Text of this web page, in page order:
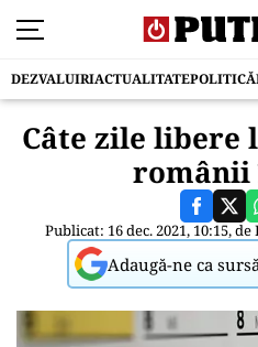
DEZVALUIRIACTUALITATEPOLITICĂ
Câte zile libere
românii
Publicat: 16 dec. 2021, 10:15, de
Adaugă-ne ca